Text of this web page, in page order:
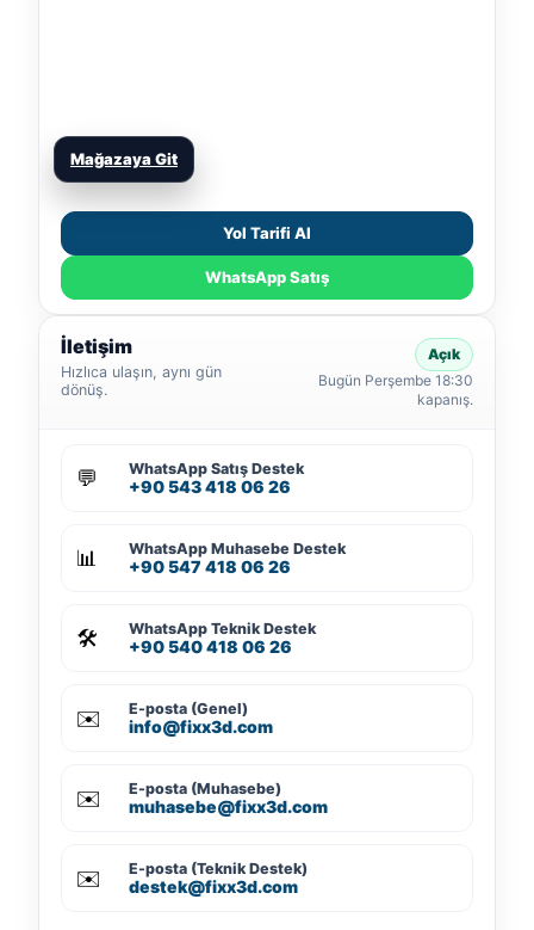
Mağazaya Git
Yol Tarifi Al
WhatsApp Satış
İletişim
Hızlıca ulaşın, aynı gün
dönüş.
Açık
Bugün Perşembe 18:30
kapanış.
💬 WhatsApp Satış Destek
+90 543 418 06 26
📊 WhatsApp Muhasebe Destek
+90 547 418 06 26
🛠️ WhatsApp Teknik Destek
+90 540 418 06 26
✉️ E-posta (Genel)
info@fixx3d.com
✉️ E-posta (Muhasebe)
muhasebe@fixx3d.com
✉️ E-posta (Teknik Destek)
destek@fixx3d.com